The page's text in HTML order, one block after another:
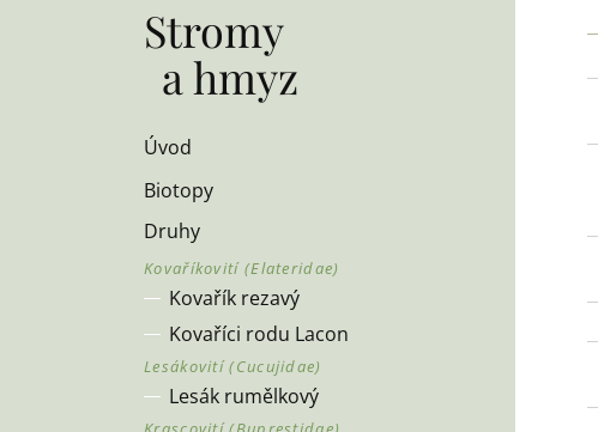
Stromy
a hmyz
Úvod
Biotopy
Druhy
Kovařík rezavý
Kovaříci rodu Lacon
Lesák rumělkový